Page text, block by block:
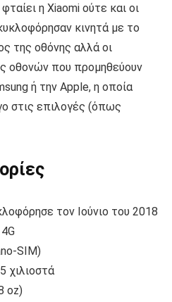
η Xiaomi ούτε και οι
κινητά με το
της οθόνης αλλά οι
οθονών που προμηθεύουν
ή την Apple, η οποία
στις επιλογές (όπως
τον Ιούνιο του 2018
SIM)
χιλιοστά
oz)